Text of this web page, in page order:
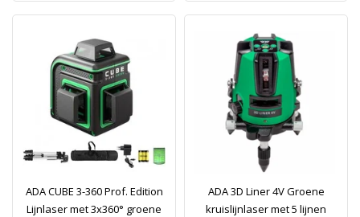
ADA CUBE 3-360 Prof. Edition
Lijnlaser met 3x360° groene
ADA 3D Liner 4V Groene
kruislijnlaser met 5 lijnen